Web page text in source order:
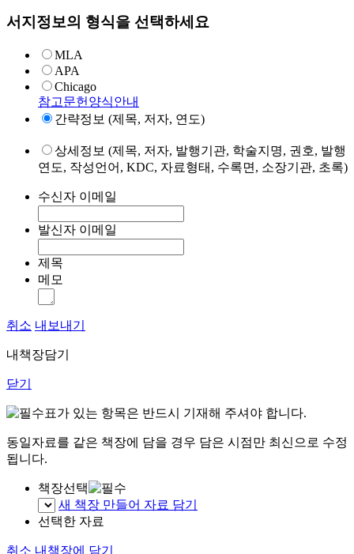
서지정보의 형식을 선택하세요
MLA
APA
Chicago
참고문헌양식안내
간략정보 (제목, 저자, 연도)
상세정보 (제목, 저자, 발행기관, 학술지명, 권호, 발행
연도, 작성언어, KDC, 자료형태, 수록면, 소장기관, 초록)
수신자 이메일
발신자 이메일
제목
메모
취소 내보내기
내책장담기
닫기
표가 있는 항목은 반드시 기재해 주셔야 합니다.
동일자료를 같은 책장에 담을 경우 담은 시점만 최신으로 수정
됩니다.
책장선택
새 책장 만들어 자료 담기
선택한 자료
취소 내책장에 담기